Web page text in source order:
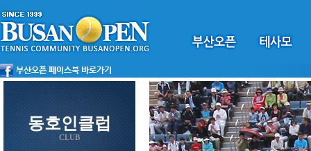
동호인클럽
CLUB